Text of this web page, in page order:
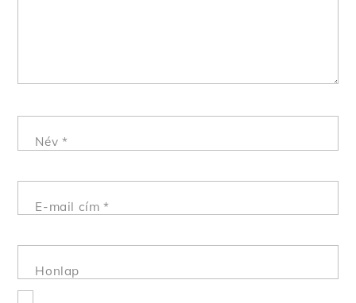
Név *
E-mail cím*
Honlap